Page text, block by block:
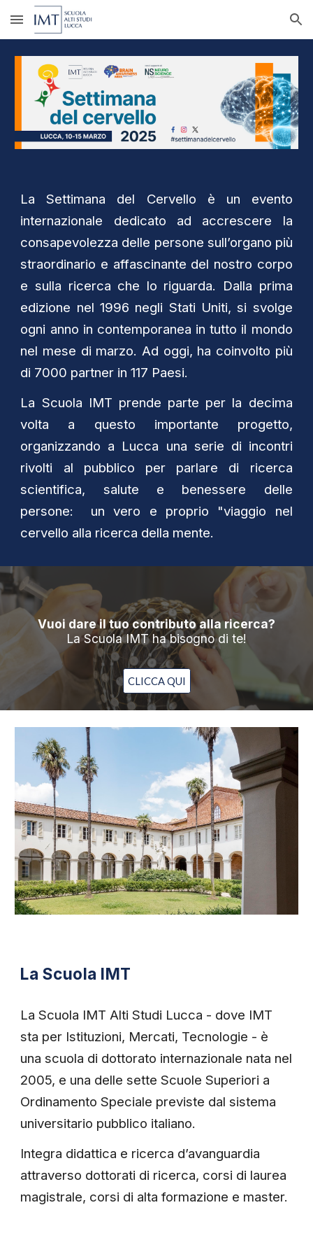
Skip to main content Skip to navigation
La Settimana del Cervello è un evento
internazionale dedicato ad accrescere la
consapevolezza delle persone sull’organo più
straordinario e affascinante del nostro corpo
e sulla ricerca che lo riguarda. Dalla prima
edizione nel 1996 negli Stati Uniti, si svolge
ogni anno in contemporanea in tutto il mondo
nel mese di marzo. Ad oggi, ha coinvolto più
di 7000 partner in 117 Paesi.
La Scuola IMT prende parte per la decima
volta a questo importante progetto,
organizzando a Lucca una serie di incontri
rivolti al pubblico per parlare di ricerca
scientifica, salute e benessere delle
persone: un vero e proprio "viaggio nel
cervello alla ricerca della mente.
Vuoi dare il tuo contributo alla ricerca?
La Scuola IMT ha bisogno di te!
CLICCA QUI
La Scuola IMT
La Scuola IMT Alti Studi Lucca - dove IMT
sta per Istituzioni, Mercati, Tecnologie - è
una scuola di dottorato internazionale nata nel
2005, e una delle sette Scuole Superiori a
Ordinamento Speciale previste dal sistema
universitario pubblico italiano.
Integra didattica e ricerca d’avanguardia
attraverso dottorati di ricerca, corsi di laurea
magistrale, corsi di alta formazione e master.